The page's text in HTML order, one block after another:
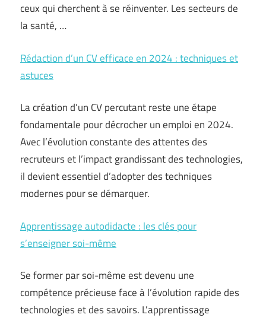
ceux qui cherchent à se réinventer. Les secteurs de
la santé, …
Rédaction d’un CV efficace en 2024 : techniques et
astuces
La création d’un CV percutant reste une étape
fondamentale pour décrocher un emploi en 2024.
Avec l’évolution constante des attentes des
recruteurs et l’impact grandissant des technologies,
il devient essentiel d’adopter des techniques
modernes pour se démarquer.
Apprentissage autodidacte : les clés pour
s’enseigner soi-même
Se former par soi-même est devenu une
compétence précieuse face à l’évolution rapide des
technologies et des savoirs. L’apprentissage